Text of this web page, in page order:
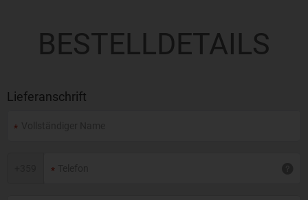
BESTELLDETAILS
Lieferanschrift